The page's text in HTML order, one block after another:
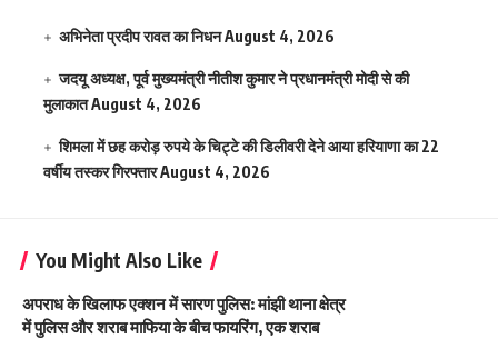
अभिनेता प्रदीप रावत का निधनAugust 4, 2026
जदयू अध्यक्ष, पूर्व मुख्यमंत्री नीतीश कुमार ने प्रधानमंत्री मोदी से की
मुलाकातAugust 4, 2026
शिमला में छह करोड़ रुपये के चिट्टे की डिलीवरी देने आया हरियाणा का 22
वर्षीय तस्कर गिरफ्तारAugust 4, 2026
You Might Also Like
अपराध के खिलाफ एक्शन में सारण पुलिस: मांझी थाना क्षेत्र
में पुलिस और शराब माफिया के बीच फायरिंग, एक शराब